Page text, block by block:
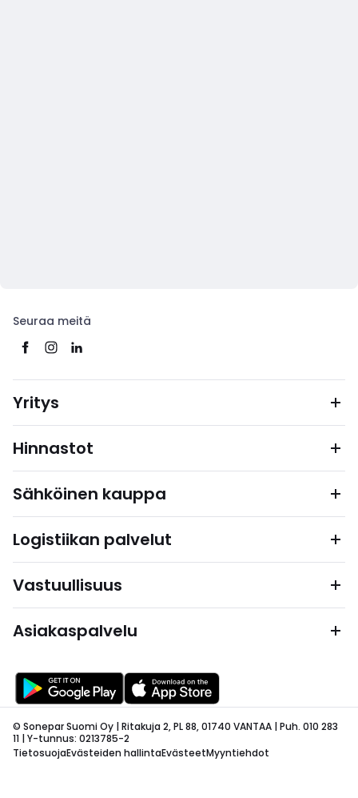
Seuraa meitä
Yritys
Hinnastot
Sähköinen kauppa
Logistiikan palvelut
Vastuullisuus
Asiakaspalvelu
© Sonepar Suomi Oy | Ritakuja 2, PL 88, 01740 VANTAA | Puh. 010 283
11 | Y-tunnus: 0213785-2
TietosuojaEvästeiden hallintaEvästeetMyyntiehdot